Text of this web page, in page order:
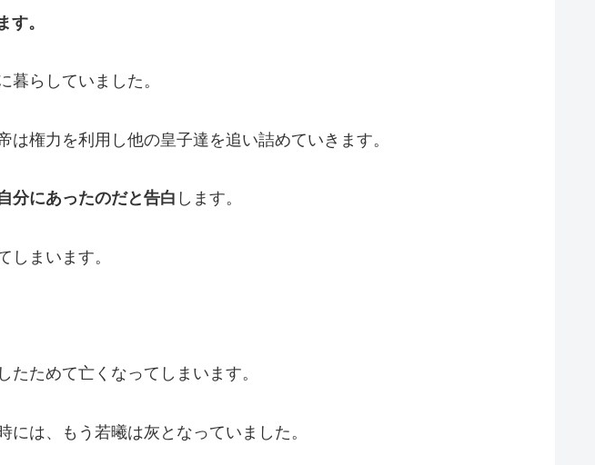
す。
暮らしていました。
は権力を利用し他の皇子達を追い詰めていきます。
分にあったのだと告白 します。
まいます。
ためて亡くなってしまいます。
は、もう若曦は灰となっていました。